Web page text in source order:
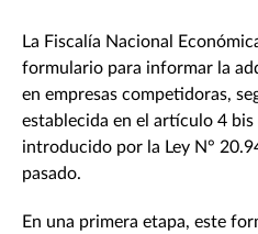
La Fiscalía Nacional
formulario para informar la
en empresas competidoras,
establecida en el artículo 4 bis
introducido por la Ley N°
pasado.
En una primera etapa, este